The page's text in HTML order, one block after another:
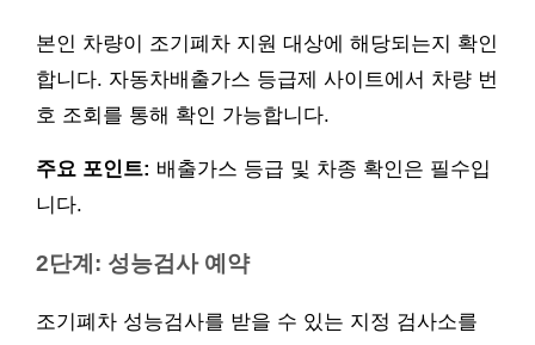
본인 차량이 조기폐차 지원 대상에 해당되는지 확인
합니다. 자동차배출가스 등급제 사이트에서 차량 번
호 조회를 통해 확인 가능합니다.
주요 포인트: 배출가스 등급 및 차종 확인은 필수입
니다.
2단계: 성능검사 예약
조기폐차 성능검사를 받을 수 있는 지정 검사소를